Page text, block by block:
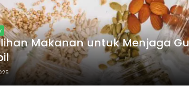
Makanan untuk Menjaga